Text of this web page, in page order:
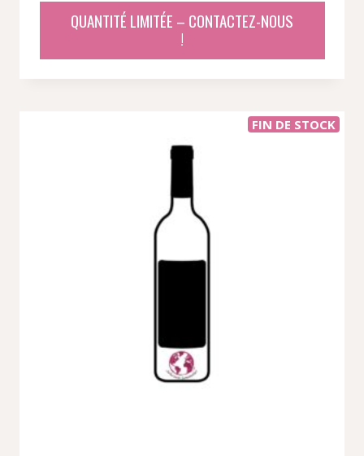
initial
était :
actuel
est :
QUANTITÉ LIMITÉE – CONTACTEZ-NOUS
!
FIN DE STOCK